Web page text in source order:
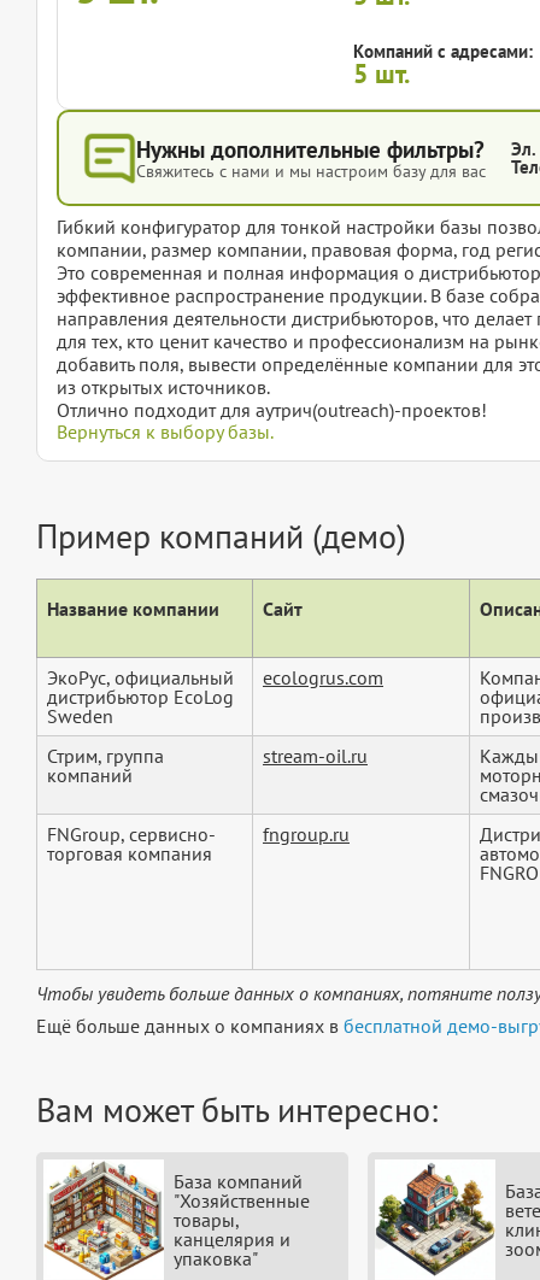
Компаний с адресами:
5 шт.
Нужны дополнительные фильтры?
Свяжитесь с нами и мы настроим базу для вас
Эл.
Гибкий конфигуратор для тонкой настройки базы
компании, размер компании, правовая форма, год
Это современная и полная информация о
эффективное распространение продукции. В базе
направления деятельности дистрибьюторов, что
для тех, кто ценит качество и профессионализм на
добавить поля, вывести определённые компании для
из открытых источников.
Отлично подходит для аутрич(outreach)-проектов!
Вернуться к выбору базы.
Пример компаний (демо)
Название компании Сайт
ЭкоРус, официальный
дистрибьютор EcoLog
Sweden
ecologrus.com
Стрим, группа
компаний
stream-oil.ru
FNGroup, сервисно-
торговая компания
fngroup.ru
Чтобы увидеть больше данных о компаниях, потяните
Ещё больше данных о компаниях в бесплатной демо-
Вам может быть интересно:
База компаний
"Хозяйственные
товары,
канцелярия и
упаковка"